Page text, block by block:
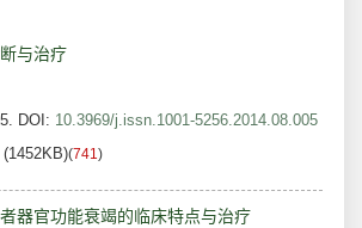
与治疗
DOI: 10.3969/j.issn.1001-5256.2014.08.005
(1452KB)(741)
器官功能衰竭的临床特点与治疗